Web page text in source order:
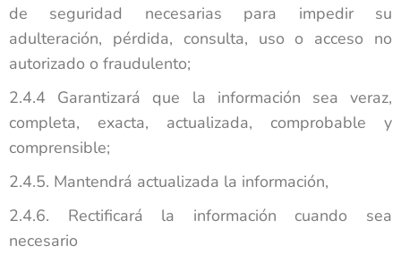
de seguridad necesarias para impedir su
adulteración, pérdida, consulta, uso o acceso no
autorizado o fraudulento;
2.4.4 Garantizará que la información sea veraz,
completa, exacta, actualizada, comprobable y
comprensible;
2.4.5. Mantendrá actualizada la información,
2.4.6. Rectificará la información cuando sea
necesario